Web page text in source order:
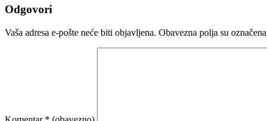
Odgovori
Vaša adresa e-pošte neće biti objavljena. Obavezna polja su označena